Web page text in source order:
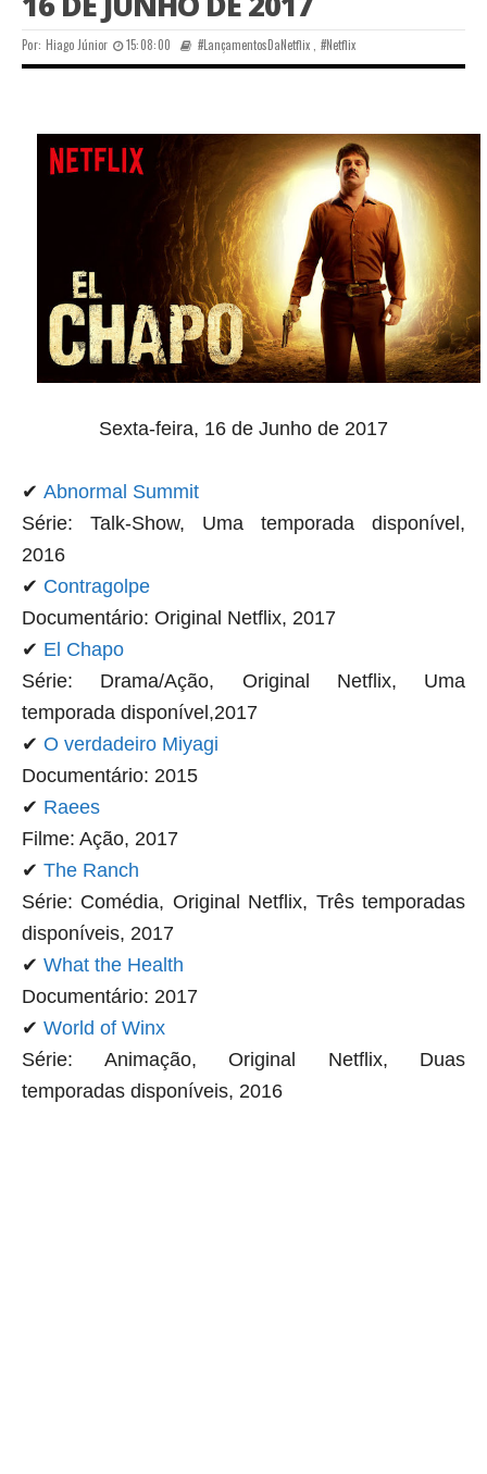
Por: Hiago Júnior 15:08:00 #LançamentosDaNetflix ,#Netflix
Sexta-feira, 16 de Junho de 2017
✔ Abnormal Summit
Série: Talk-Show, Uma temporada disponível,
2016
✔ Contragolpe
Documentário: Original Netflix, 2017
✔ El Chapo
Série: Drama/Ação, Original Netflix, Uma
temporada disponível,2017
✔ O verdadeiro Miyagi
Documentário: 2015
✔ Raees
Filme: Ação, 2017
✔ The Ranch
Série: Comédia, Original Netflix, Três temporadas
disponíveis, 2017
✔ What the Health
Documentário: 2017
✔ World of Winx
Série: Animação, Original Netflix, Duas
temporadas disponíveis, 2016